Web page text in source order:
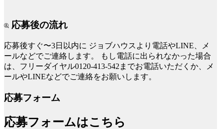
応募後の流れ
応募後すぐ〜3日以内に ジョブハウスより電話やLINE、メ
ールなどでご連絡します。
もし電話に出られなかった場合
は、フリーダイヤル0120-413-542までお電話いただくか、メ
ールやLINEなどでご連絡をお願いします。
応募フォーム
応募フォームはこちら